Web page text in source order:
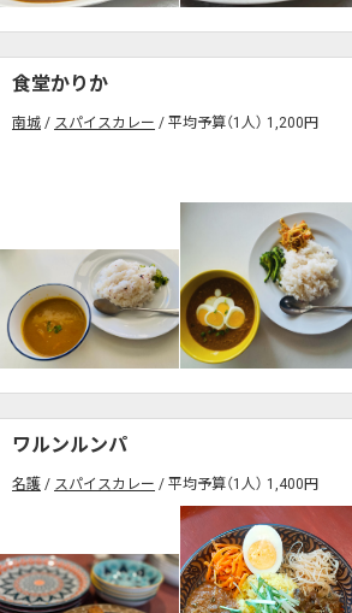
食堂かりか
南城 スパイスカレー 平均予算（1人） 1,200円
ワルンルンパ
名護 スパイスカレー 平均予算（1人） 1,400円